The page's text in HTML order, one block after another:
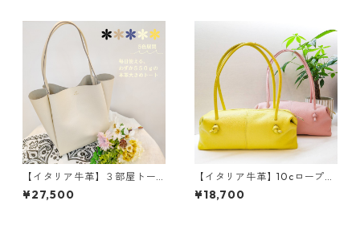
【イタリア牛革】３部屋トー
トバッグ〈5色展開〉 イタリ
アンレザー 本革 カラフ
¥27,500
【イタリア牛革】10cロープハ
ンドルバッグ〈7色展開〉 イ
タリア牛革 軽い 本革 カ
¥18,700